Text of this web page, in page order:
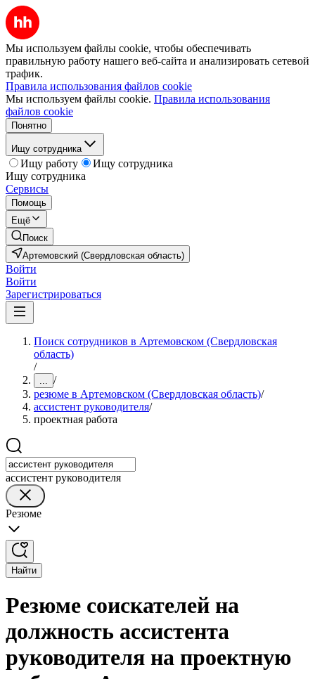
Мы используем файлы cookie, чтобы обеспечивать
правильную работу нашего веб-сайта и анализировать сетевой
трафик.
Правила использования файлов cookie
Мы используем файлы cookie. Правила использования
файлов cookie
Понятно
Ищу сотрудника
Ищу работу
Ищу сотрудника
Ищу сотрудника
Сервисы
Помощь
Ещё
Поиск
Артемовский (Свердловская область)
Войти
Войти
Зарегистрироваться
Поиск сотрудников в Артемовском (Свердловская
область)
/
... /
резюме в Артемовском (Свердловская область)/
ассистент руководителя/
проектная работа
ассистент руководителя
Резюме
Найти
Резюме соискателей на
должность ассистента
руководителя на проектную